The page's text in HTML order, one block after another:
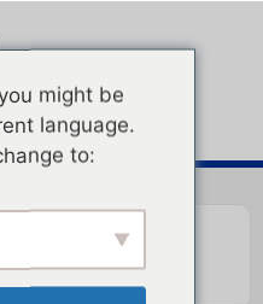
might be
language.
to: